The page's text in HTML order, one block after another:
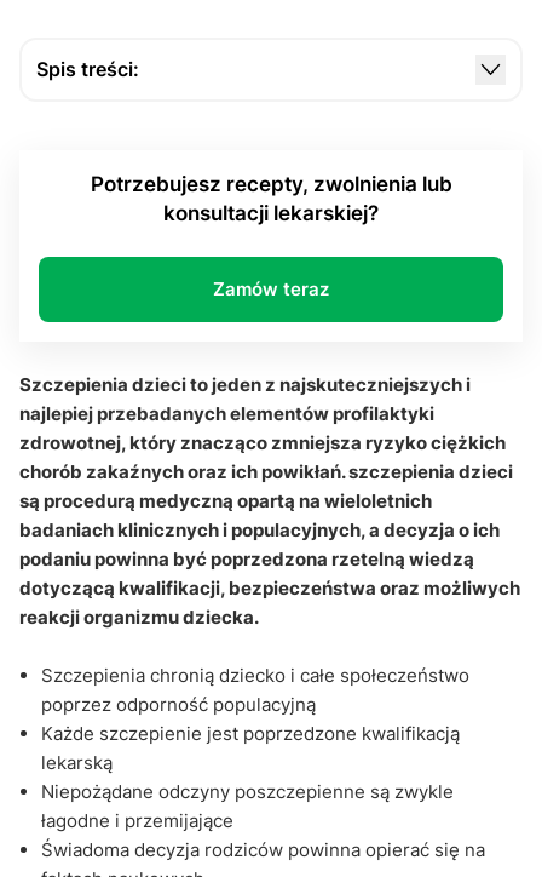
Spis treści:
Jak wygląda kwalifikacja lekarska przed
szczepieniem?
Jakie są przeciwwskazania do szczepień?
Czym są niepożądane odczyny poszczepienne?
Jaką rolę odgrywają rodzice w procesie szczepień?
Jak szczepienia wpływają na odporność dziecka?
Sekcja pytań i odpowiedzi
Potrzebujesz recepty, zwolnienia lub
konsultacji lekarskiej?
Zamów teraz
Szczepienia dzieci to jeden z najskuteczniejszych i
najlepiej przebadanych elementów profilaktyki
zdrowotnej, który znacząco zmniejsza ryzyko ciężkich
chorób zakaźnych oraz ich powikłań. szczepienia dzieci
są procedurą medyczną opartą na wieloletnich
badaniach klinicznych i populacyjnych, a decyzja o ich
podaniu powinna być poprzedzona rzetelną wiedzą
dotyczącą kwalifikacji, bezpieczeństwa oraz możliwych
reakcji organizmu dziecka.
Szczepienia chronią dziecko i całe społeczeństwo
poprzez odporność populacyjną
Każde szczepienie jest poprzedzone kwalifikacją
lekarską
Niepożądane odczyny poszczepienne są zwykle
łagodne i przemijające
Świadoma decyzja rodziców powinna opierać się na